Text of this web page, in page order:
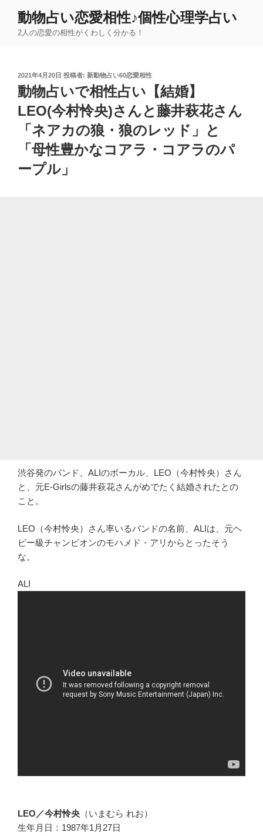
動物占い恋愛相性♪個性心理学占い
2人の恋愛の相性がくわしく分かる！
投
稿
日:
2021年4月20日 投稿者: 新動物占い60恋愛相性
動物占いで相性占い【結婚】
LEO(今村怜央)さんと藤井萩花さん
「ネアカの狼・狼のレッド」と
「母性豊かなコアラ・コアラのパ
ープル」
渋谷発のバンド、ALIのボーカル、LEO（今村怜央）さん
と、元E-Girlsの藤井萩花さんがめでたく結婚されたとの
こと。
LEO（今村怜央）さん率いるバンドの名前、ALIは、元ヘ
ビー級チャンピオンのモハメド・アリからとったそう
な。
ALI
LEO／今村怜央 （いまむら れお）
生年月日：1987年1月27日